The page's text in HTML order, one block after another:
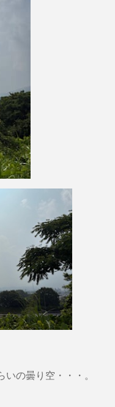
の曇り空・・・。